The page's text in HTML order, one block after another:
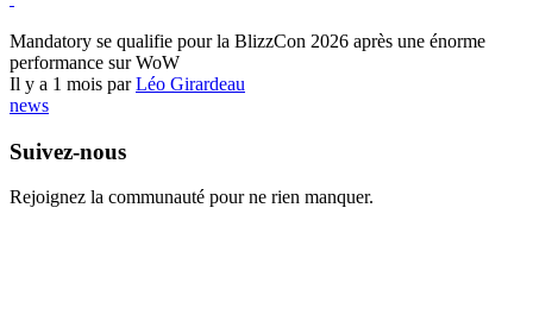
Mandatory se qualifie pour la BlizzCon 2026 après une énorme
performance sur WoW
Il y a 1 mois parLéo Girardeau
news
Suivez-nous
Rejoignez la communauté pour ne rien manquer.